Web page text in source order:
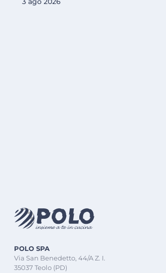
POLO SPA
Via San Benedetto, 44/A Z. I.
35037 Teolo (PD)